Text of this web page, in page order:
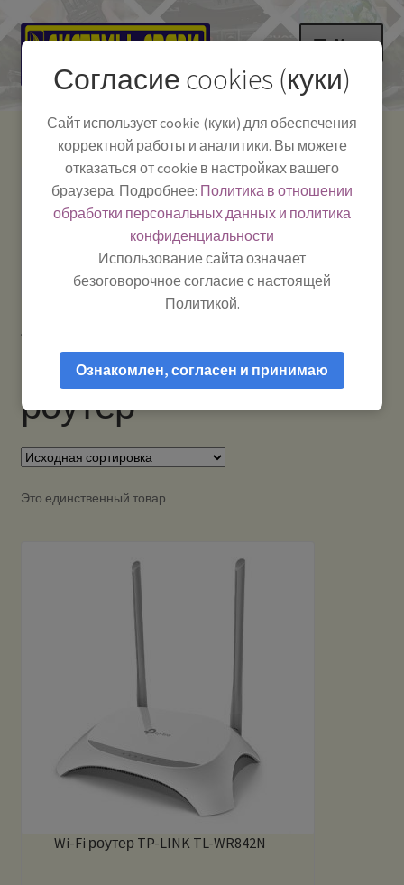
Перейти
навигации
Перейти
содержимому
Меню
Как пользоваться
Полезная информация
Мой аккаунт
Системы Связи:
г. Красноярск, ул.
Работаем:Пн-Пт:
10:00–18:00
-
Телефон:+7-
391-249-1040
Тел.|WA|Telegram:
+79029904090
роутер
Это единственный товар
Wi-Fi роутер TP-LINK TL-WR842N
Согласие cookies (куки)
Сайт использует cookie (куки) для обеспечения
корректной работы и аналитики. Вы можете
отказаться от cookie в настройках вашего
браузера. Подробнее: Политика в отношении
обработки персональных данных и политика
конфиденциальности
Использование сайта означает
безоговорочное согласие с настоящей
Политикой.
Ознакомлен, согласен и принимаю